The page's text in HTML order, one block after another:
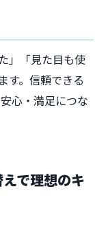
」「見た目も使
す。信頼できる
心・満足につな
で理想のキ